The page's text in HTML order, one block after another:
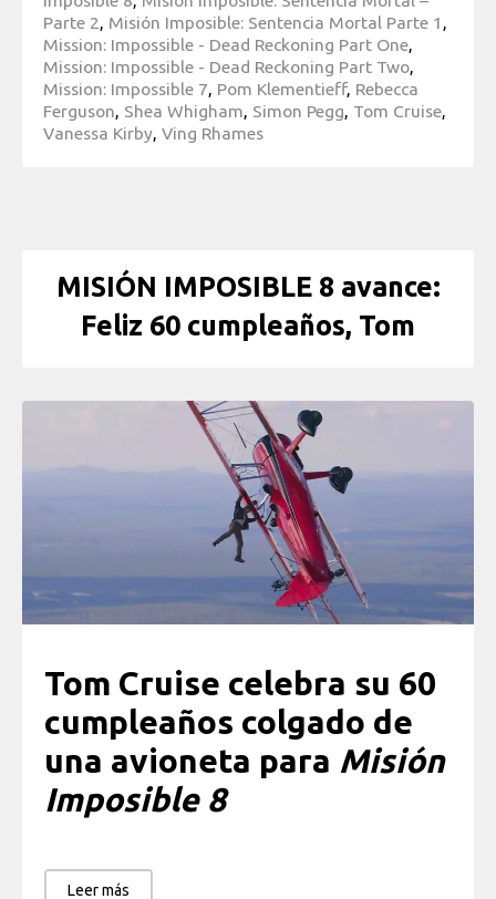
Parte 2, Misión Imposible: Sentencia Mortal Parte 1 ,
Mission: Impossible - Dead Reckoning Part One,
Mission: Impossible - Dead Reckoning Part Two,
Mission: Impossible 7, Pom Klementieff, Rebecca
Ferguson, Shea Whigham, Simon Pegg, Tom Cruise,
Vanessa Kirby, Ving Rhames
MISIÓN IMPOSIBLE 8 avance:
Feliz 60 cumpleaños, Tom
Tom Cruise celebra su 60
cumpleaños colgado de
una avioneta para Misión
Imposible 8
Leer más